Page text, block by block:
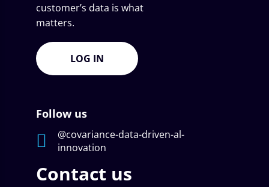
customer’s data is what
matters.
LOG IN
Follow us
@covariance-data-driven-al-
innovation
Contact us